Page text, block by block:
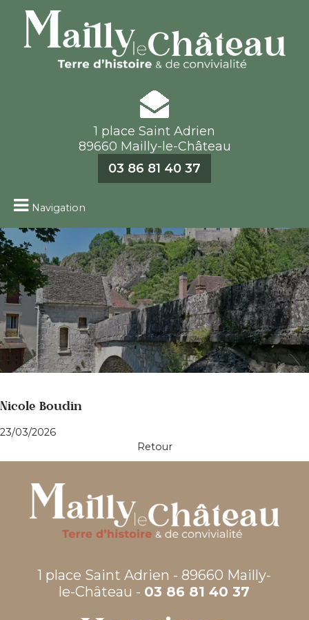
1 place Saint Adrien
89660 Mailly-le-Château
03 86 81 40 37
Navigation
Nicole Boudin
23/03/2026
Retour
1 place Saint Adrien - 89660 Mailly-
le-Château - 03 86 81 40 37